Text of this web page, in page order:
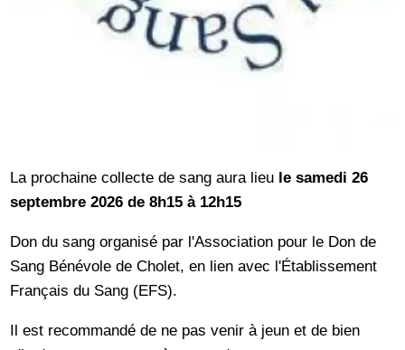
La prochaine collecte de sang aura lieu le samedi 26
septembre 2026de 8h15 à 12h15
Don du sang organisé par l'Association pour le Don de
Sang Bénévole de Cholet, en lien avec l'Établissement
Français du Sang (EFS).
Il est recommandé de ne pas venir à jeun et de bien